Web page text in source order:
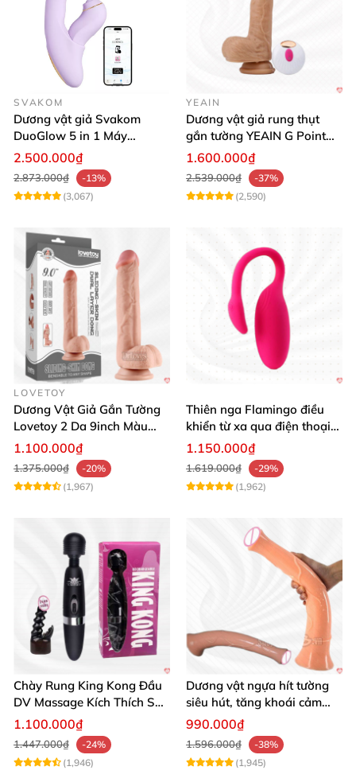
SVAKOM
Dương vật giả Svakom
DuoGlow 5 in 1 Máy
Massage Điểm G & Âm Vật
Điều Khiển App
2.500.000₫
2.873.000₫
-13%
(3,067)
YEAIN
Dương vật giả rung thụt
gắn tường YEAIN G Point
siêu thực điều khiển từ xa
1.600.000₫
2.539.000₫
-37%
(2,590)
LOVETOY
Dương Vật Giả Gắn Tường
Lovetoy 2 Da 9inch Màu
Flesh Hàng Chính Hãng
1.100.000₫
1.375.000₫
-20%
(1,967)
Thiên nga Flamingo điều
khiển từ xa qua điện thoại
cực dễ dàng
1.150.000₫
1.619.000₫
-29%
(1,962)
Chày Rung King Kong Đầu
DV Massage Kích Thích Sâu
Mạnh Mẽ
1.100.000₫
1.447.000₫
-24%
(1,946)
Dương vật ngựa hít tường
siêu hút, tăng khoái cảm
tận hưởng
990.000₫
1.596.000₫
-38%
(1,945)